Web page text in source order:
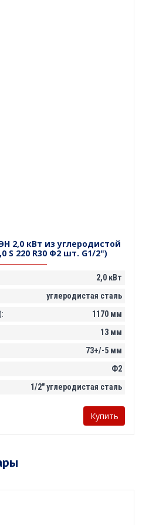
2,0 кВт из углеродистой
S 220 R30 Ф2 шт. G1/2")
2,0 кВт
углеродистая сталь
1170 мм
13 мм
73+/-5 мм
Ф2
1/2" углеродистая сталь
Купить